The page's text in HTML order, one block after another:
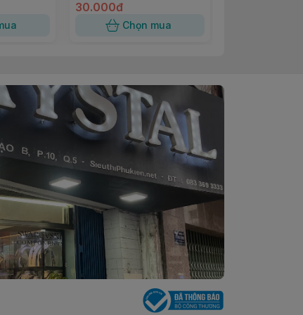
30.000đ
Chọn mua